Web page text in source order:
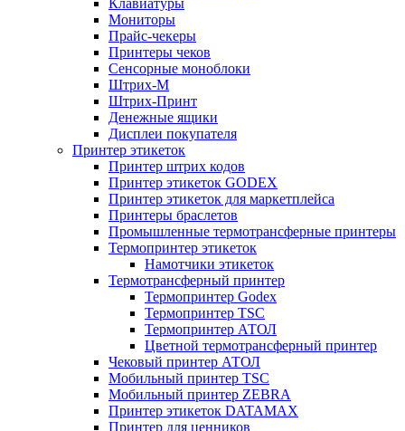
Клавиатуры
Мониторы
Прайс-чекеры
Принтеры чеков
Сенсорные моноблоки
Штрих-М
Штрих-Принт
Денежные ящики
Дисплеи покупателя
Принтер этикеток
Принтер штрих кодов
Принтер этикеток GODEX
Принтер этикеток для маркетплейса
Принтеры браслетов
Промышленные термотрансферные принтеры
Термопринтер этикеток
Намотчики этикеток
Термотрансферный принтер
Термопринтер Godex
Термопринтер TSC
Термопринтер АТОЛ
Цветной термотрансферный принтер
Чековый принтер АТОЛ
Мобильный принтер TSC
Мобильный принтер ZEBRA
Принтер этикеток DATAMAX
Принтер для ценников